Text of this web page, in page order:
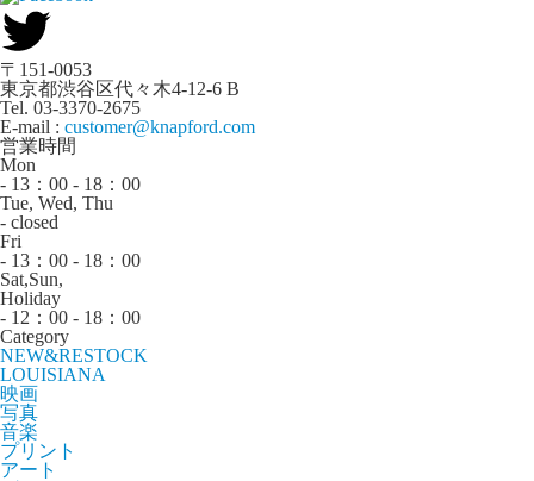
〒151-0053
東京都渋谷区代々木4-12-6 B
Tel. 03-3370-2675
E-mail : customer@knapford.com
営業時間
Mon
- 13：00 - 18：00
Tue, Wed, Thu
- closed
Fri
- 13：00 - 18：00
Sat,Sun,
Holiday
- 12：00 - 18：00
Category
NEW&RESTOCK
LOUISIANA
映画
写真
音楽
プリント
アート